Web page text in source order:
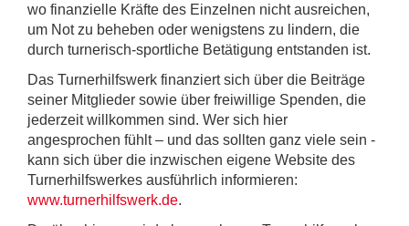
wo finanzielle Kräfte des Einzelnen nicht ausreichen,
um Not zu beheben oder wenigstens zu lindern, die
durch turnerisch-sportliche Betätigung entstanden ist.
Das Turnerhilfswerk finanziert sich über die Beiträge
seiner Mitglieder sowie über freiwillige Spenden, die
jederzeit willkommen sind. Wer sich hier
angesprochen fühlt – und das sollten ganz viele sein -
kann sich über die inzwischen eigene Website des
Turnerhilfswerkes ausführlich informieren:
www.turnerhilfswerk.de.